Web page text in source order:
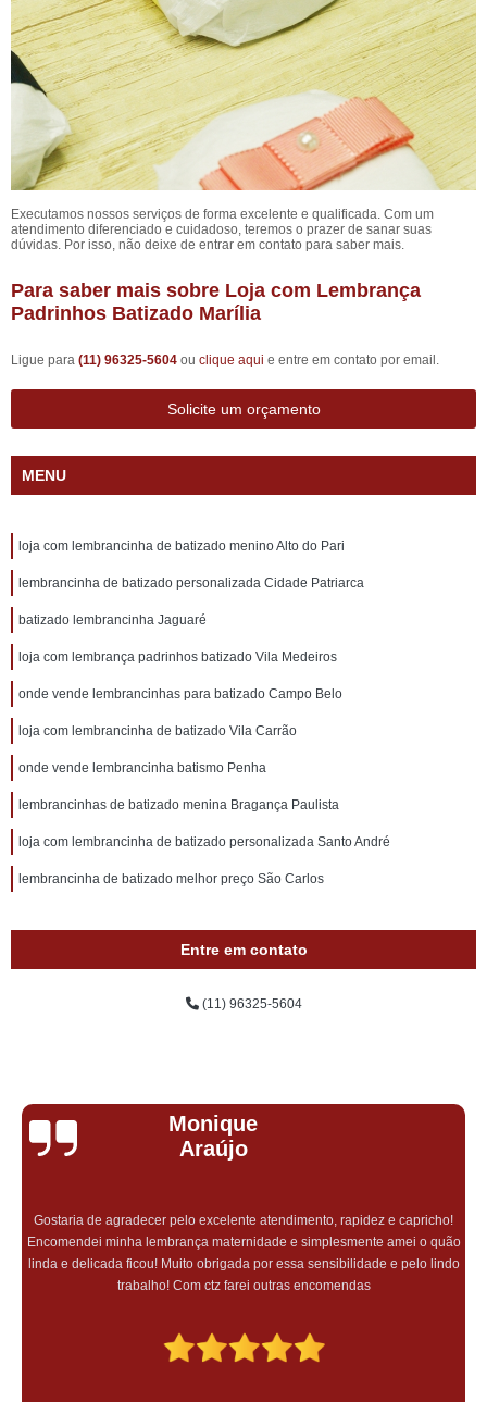
Executamos nossos serviços de forma excelente e qualificada. Com um
atendimento diferenciado e cuidadoso, teremos o prazer de sanar suas
dúvidas. Por isso, não deixe de entrar em contato para saber mais.
Para saber mais sobre Loja com Lembrança
Padrinhos Batizado Marília
Ligue para (11) 96325-5604 ou clique aqui e entre em contato por email.
Solicite um orçamento
MENU
loja com lembrancinha de batizado menino Alto do Pari
lembrancinha de batizado personalizada Cidade Patriarca
batizado lembrancinha Jaguaré
loja com lembrança padrinhos batizado Vila Medeiros
onde vende lembrancinhas para batizado Campo Belo
loja com lembrancinha de batizado Vila Carrão
onde vende lembrancinha batismo Penha
lembrancinhas de batizado menina Bragança Paulista
loja com lembrancinha de batizado personalizada Santo André
lembrancinha de batizado melhor preço São Carlos
Entre em contato
(11) 96325-5604
Monique
Araújo
Gostaria de agradecer pelo excelente atendimento, rapidez e capricho!
Encomendei minha lembrança maternidade e simplesmente amei o quão
linda e delicada ficou! Muito obrigada por essa sensibilidade e pelo lindo
trabalho! Com ctz farei outras encomendas